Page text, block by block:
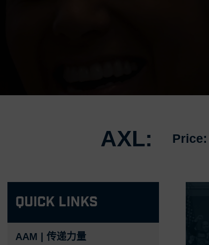
AXL: Price:
Quick Links
AAM | 传递力量